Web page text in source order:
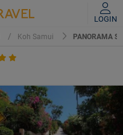
LOGIN
Koh Samui PANORAMA